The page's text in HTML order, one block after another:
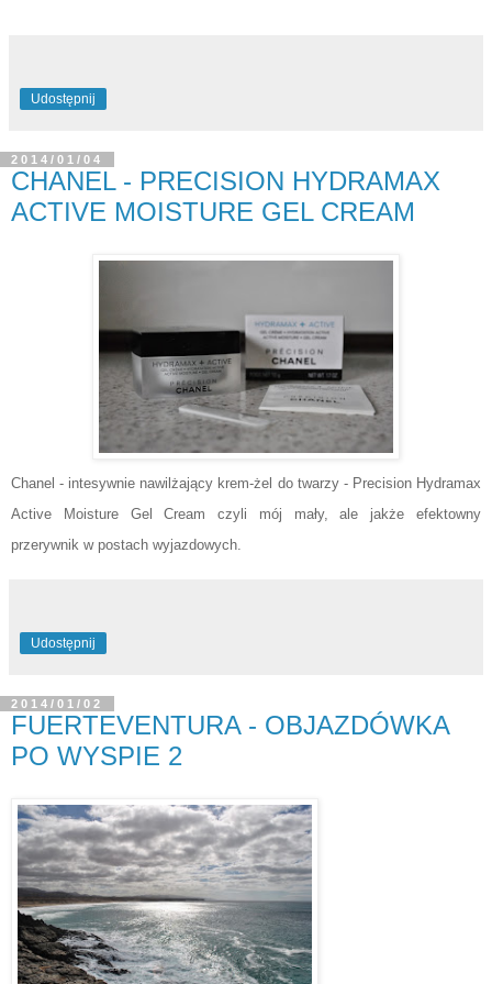
Udostępnij
2014/01/04
CHANEL - PRECISION HYDRAMAX
ACTIVE MOISTURE GEL CREAM
Chanel - intesywnie nawilżający krem-żel do twarzy - Precision Hydramax
Active Moisture Gel Cream czyli mój mały, ale jakże efektowny
przerywnik w postach wyjazdowych.
Udostępnij
2014/01/02
FUERTEVENTURA - OBJAZDÓWKA
PO WYSPIE 2